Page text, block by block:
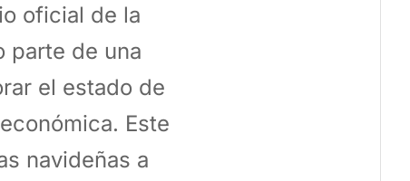
oficial de la
parte de una
el estado de
Este
navideñas a